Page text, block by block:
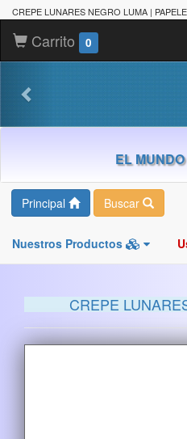
CREPE LUNARES NEGRO LUMA |
Carrito 0
EL
Principal Buscar
Nuestros Productos
CREPE